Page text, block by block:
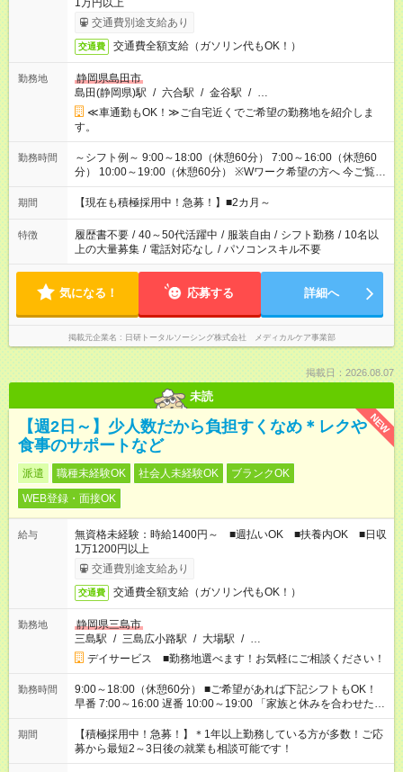
1万円以上
交通費別途支給あり
交通費 交通費全額支給（ガソリン代もOK！）
勤務地
静岡県島田市
島田(静岡県)駅 / 六合駅 / 金谷駅 / …
≪車通勤もOK！≫ご自宅近くでご希望の勤務地を紹介しま
す。
勤務時間
～シフト例～ 9:00～18:00（休憩60分） 7:00～16:00（休憩60
分） 10:00～19:00（休憩60分） ※Wワーク希望の方へ 今ご覧の
お仕事で希望する勤務時間と、もう1つのお仕事の勤務時間の合
計が 週40時間を超えなければOKです。
期間 【現在も積極採用中！急募！】■2カ月～
特徴 履歴書不要 / 40～50代活躍中 / 服装自由 / シフト勤務 / 10名以
上の大量募集 / 電話対応なし / パソコンスキル不要
気になる！ 応募する 詳細へ
掲載元企業名 日研トータルソーシング株式会社 メディカルケア事業部
掲載日：2026.08.07
未読
NEW
【週2日～】少人数だから負担すくなめ＊レクや
食事のサポートなど
派遣 職種未経験OK 社会人未経験OK
ブランクOK
WEB登録・面接OK
給与
無資格未経験：時給1400円～ ■週払いOK ■扶養内OK ■日収
1万1200円以上
交通費別途支給あり
交通費 交通費全額支給（ガソリン代もOK！）
勤務地
静岡県三島市
三島駅 / 三島広小路駅 / 大場駅 / …
デイサービス ■勤務地選べます！お気軽にご相談ください！
勤務時間
9:00～18:00（休憩60分） ■ご希望があれば下記シフトもOK！
早番 7:00～16:00 遅番 10:00～19:00 「家族と休みを合わせた
い」 「余裕を持って夕飯の準備がしたい」 「できれば残業はし
たくない」 など、ご希望を教えてくださいね。 ※Wワーク希望
の方へ 今ご覧のお仕事で希望する勤務時間と、もう1つのお仕事
の勤務時間。 合計で週40時間を超える場合は応募できません。
期間
【積極採用中！急募！】＊1年以上勤務している方が多数！ご応
募から最短2～3日後の就業も相談可能です！